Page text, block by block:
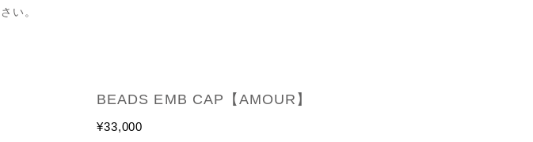
さい。
BEADS EMB CAP【AMOUR】
¥33,000